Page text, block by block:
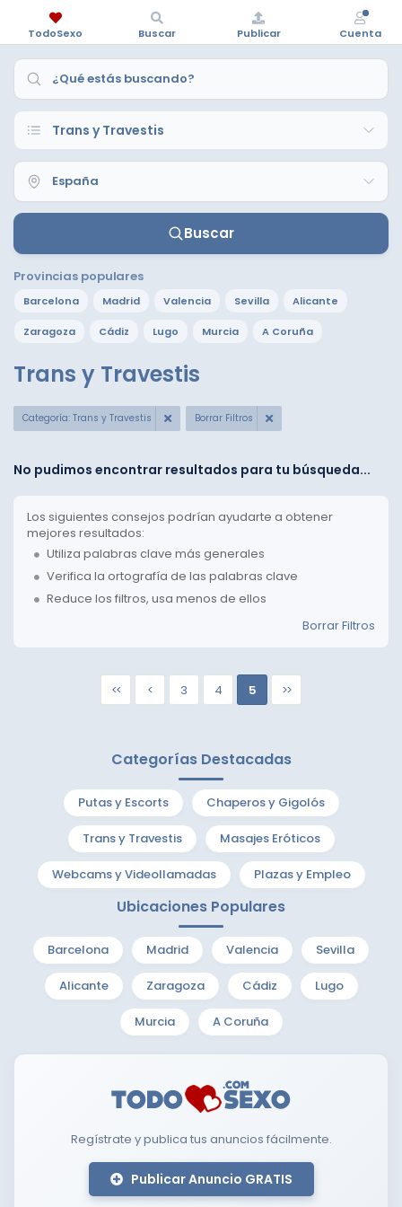
Buscar
Provincias populares
Barcelona Madrid Valencia Sevilla Alicante
Zaragoza Cádiz Lugo Murcia A Coruña
Trans y Travestis
Categoría: Trans y Travestis Borrar Filtros
No pudimos encontrar resultados para tu búsqueda...
Los siguientes consejos podrían ayudarte a obtener
mejores resultados:
Utiliza palabras clave más generales
Verifica la ortografía de las palabras clave
Reduce los filtros, usa menos de ellos
Borrar Filtros
<< < 3 4 5 >>
Categorías Destacadas
Putas y Escorts Chaperos y Gigolós
Trans y Travestis Masajes Eróticos
Webcams y Videollamadas Plazas y Empleo
Ubicaciones Populares
Barcelona Madrid Valencia Sevilla
Alicante Zaragoza Cádiz Lugo
Murcia A Coruña
Regístrate y publica tus anuncios fácilmente.
Publicar Anuncio GRATIS
TodoSexo Buscar Publicar Cuenta